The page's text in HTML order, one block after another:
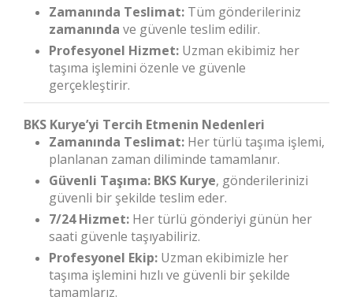
Zamanında Teslimat: Tüm gönderileriniz
zamanında ve güvenle teslim edilir.
Profesyonel Hizmet: Uzman ekibimiz her
taşıma işlemini özenle ve güvenle
gerçekleştirir.
BKS Kurye’yi Tercih Etmenin Nedenleri
Zamanında Teslimat: Her türlü taşıma işlemi,
planlanan zaman diliminde tamamlanır.
Güvenli Taşıma: BKS Kurye, gönderilerinizi
güvenli bir şekilde teslim eder.
7/24 Hizmet: Her türlü gönderiyi günün her
saati güvenle taşıyabiliriz.
Profesyonel Ekip: Uzman ekibimizle her
taşıma işlemini hızlı ve güvenli bir şekilde
tamamlarız.